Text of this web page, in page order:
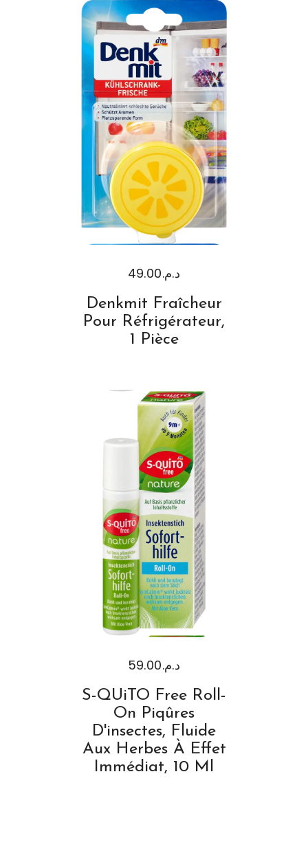
د.م.49.00
Denkmit Fraîcheur
Pour Réfrigérateur,
1 Pièce
د.م.59.00
S-QUiTO Free Roll-
On Piqûres
D'insectes, Fluide
Aux Herbes À Effet
Immédiat, 10 Ml